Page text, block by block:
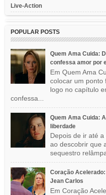
Live-Action
POPULAR POSTS
Quem Ama Cuida:
confessa amor por
Em Quem Ama
colocar um ponto
logo no capítulo
confessa...
Quem Ama Cuida:
liberdade
Depois de ir até
ao descobrir que
sequestro
Coração
Jean Carlos
Em Coração